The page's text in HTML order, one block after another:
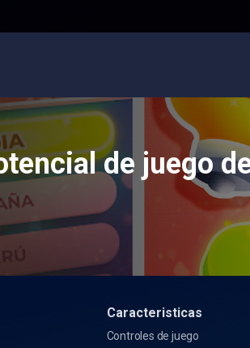
de juego
Caracteristicas
Controles de juego